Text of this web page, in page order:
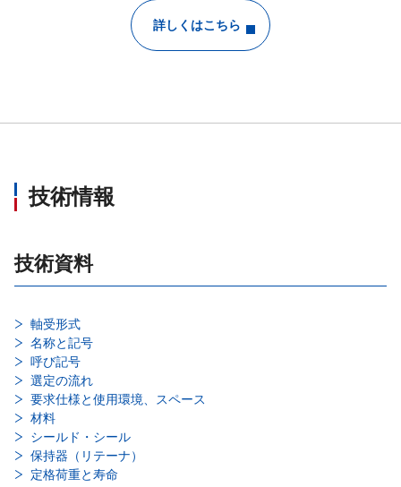
詳しくはこちら
技術情報
技術資料
軸受形式
名称と記号
呼び記号
選定の流れ
要求仕様と使用環境、スペース
材料
シールド・シール
保持器（リテーナ）
定格荷重と寿命